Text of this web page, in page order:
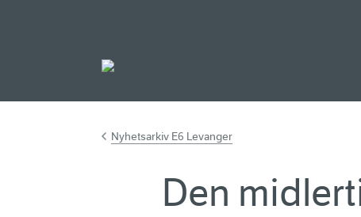
Nyhetsarkiv E6 Levanger
Den